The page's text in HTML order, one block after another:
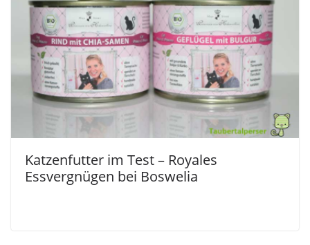
Katzenfutter im Test – Royales
Essvergnügen bei Boswelia